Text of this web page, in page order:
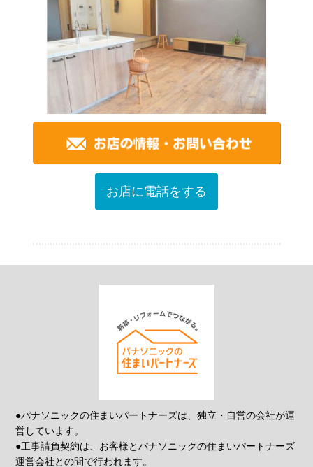
お店に電話をする
●パナソニックの住まいパートナーズは、独立・自営の会社が運
営しています。
●工事請負契約は、お客様とパナソニックの住まいパートナーズ
運営会社との間で行われます。